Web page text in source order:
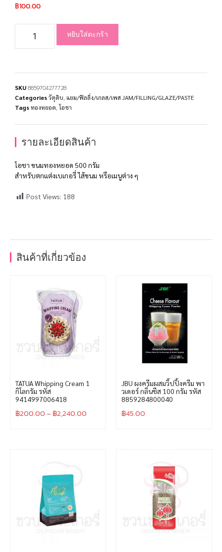
฿100.00
หยิบใส่ตะกร้า
SKU8859704277728
Categoriesวัตุดิบ แยม/ฟิลลิ่ง/เกลส/เพส JAM/FILLING/GLAZE/PASTE
Tagsทองหยอด โอชา
รายละเอียดสินค้า
โอชา ขนมทองหยอด 500 กรัม
สำหรับตกแต่งเบเกอรี่ ไส้ขนม หรือเมนูต่าง ๆ
Post Views: 188
สินค้าที่เกี่ยวข้อง
TATUA Whipping Cream 1
กิโลกรัม รหัส
9414997006418
฿200.00– ฿2,240.00
JBU ผงครีมผสมวิ้ปปิ้งครีม พา
วเดอร์ กลิ่นชีส 100 กรัม รหัส
8859284800040
฿45.00